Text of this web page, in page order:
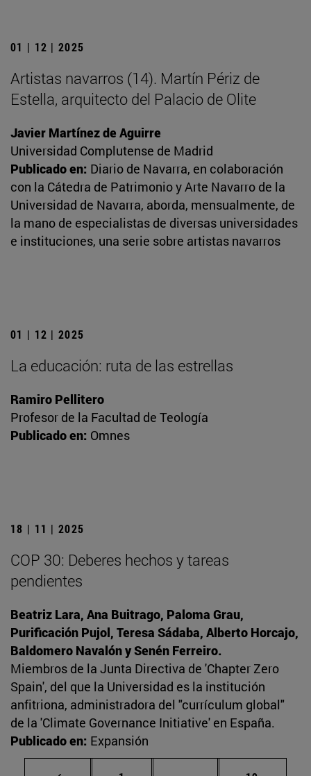
01 | 12 | 2025
Artistas navarros (14). Martín Périz de
Estella, arquitecto del Palacio de Olite
Javier Martínez de Aguirre
Universidad Complutense de Madrid
Publicado en: Diario de Navarra, en colaboración
con la Cátedra de Patrimonio y Arte Navarro de la
Universidad de Navarra, aborda, mensualmente, de
la mano de especialistas de diversas universidades
e instituciones, una serie sobre artistas navarros
01 | 12 | 2025
La educación: ruta de las estrellas
Ramiro Pellitero
Profesor de la Facultad de Teología
Publicado en: Omnes
18 | 11 | 2025
COP 30: Deberes hechos y tareas
pendientes
Beatriz Lara, Ana Buitrago, Paloma Grau,
Purificación Pujol, Teresa Sádaba, Alberto Horcajo,
Baldomero Navalón y Senén Ferreiro.
Miembros de la Junta Directiva de 'Chapter Zero
Spain', del que la Universidad es la institución
anfitriona, administradora del "currículum global"
de la 'Climate Governance Initiative' en España.
Publicado en: Expansión